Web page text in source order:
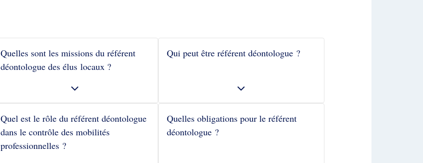
Quelles sont les missions du référent
déontologue des élus locaux ?
Qui peut être référent déontologue ?
Quel est le rôle du référent déontologue
dans le contrôle des mobilités
professionnelles ?
Quelles obligations pour le référent
déontologue ?